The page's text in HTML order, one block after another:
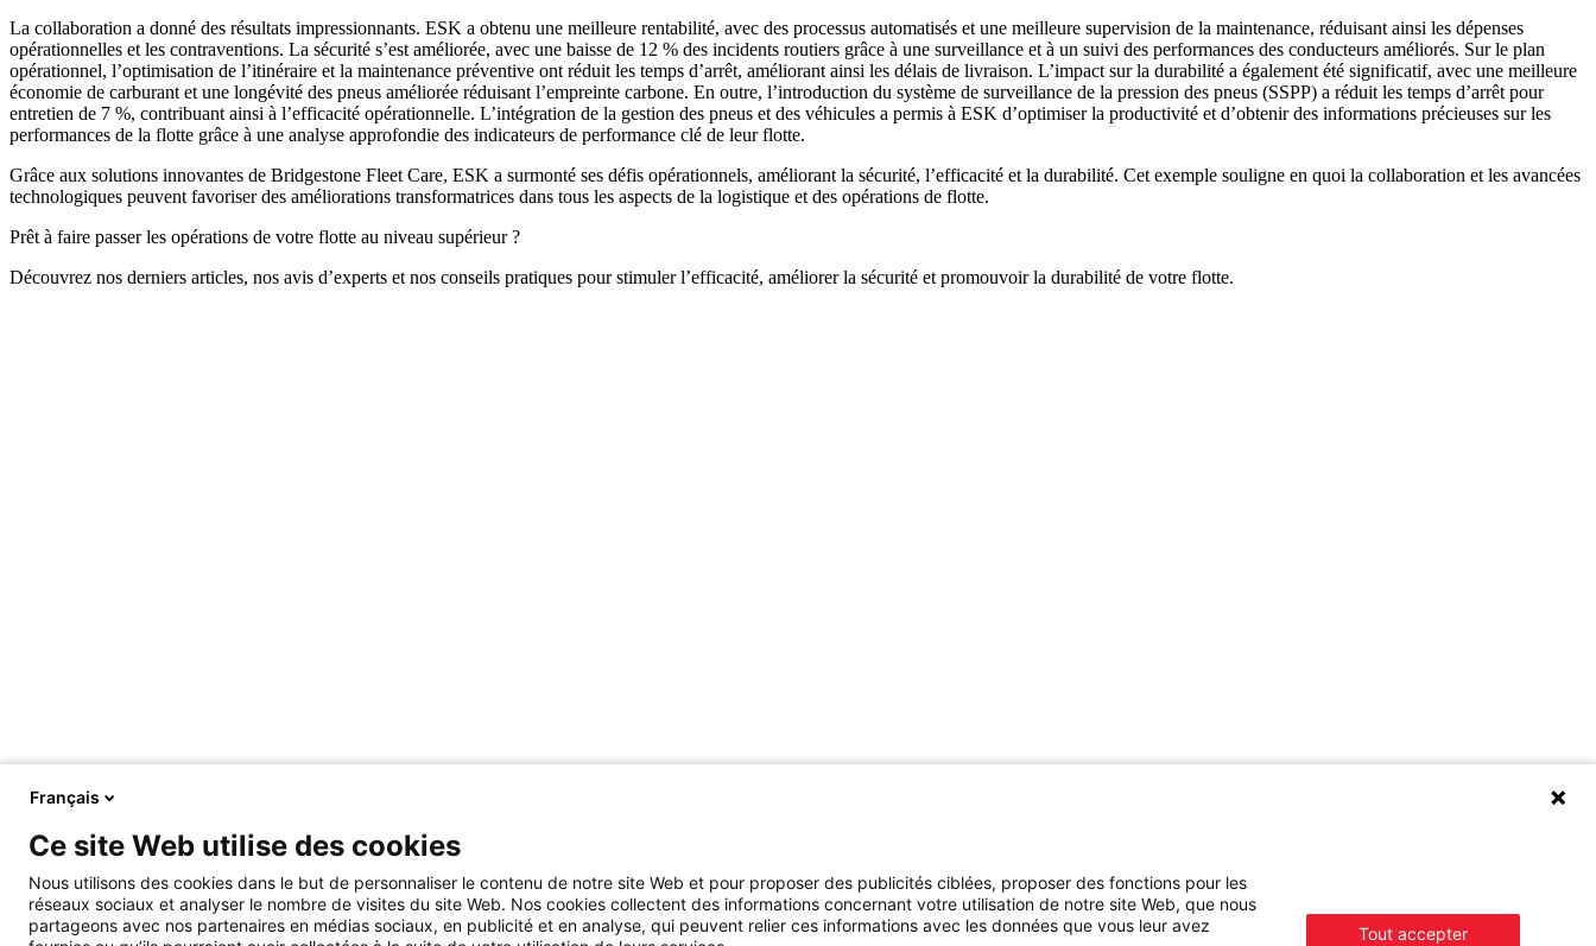
La collaboration a donné des résultats impressionnants. ESK a obtenu une meilleure rentabilité, avec des processus automatisés et une meilleure supervision de la maintenance, réduisant ainsi les dépenses
opérationnelles et les contraventions. La sécurité s’est améliorée, avec une baisse de 12 % des incidents routiers grâce à une surveillance et à un suivi des performances des conducteurs améliorés. Sur le plan
opérationnel, l’optimisation de l’itinéraire et la maintenance préventive ont réduit les temps d’arrêt, améliorant ainsi les délais de livraison. L’impact sur la durabilité a également été significatif, avec une meilleure
économie de carburant et une longévité des pneus améliorée réduisant l’empreinte carbone. En outre, l’introduction du système de surveillance de la pression des pneus (SSPP) a réduit les temps d’arrêt pour
entretien de 7 %, contribuant ainsi à l’efficacité opérationnelle. L’intégration de la gestion des pneus et des véhicules a permis à ESK d’optimiser la productivité et d’obtenir des informations précieuses sur les
performances de la flotte grâce à une analyse approfondie des indicateurs de performance clé de leur flotte.
Grâce aux solutions innovantes de Bridgestone Fleet Care, ESK a surmonté ses défis opérationnels, améliorant la sécurité, l’efficacité et la durabilité. Cet exemple souligne en quoi la collaboration et les avancées
technologiques peuvent favoriser des améliorations transformatrices dans tous les aspects de la logistique et des opérations de flotte.
Prêt à faire passer les opérations de votre flotte au niveau supérieur ?
Découvrez nos derniers articles, nos avis d’experts et nos conseils pratiques pour stimuler l’efficacité, améliorer la sécurité et promouvoir la durabilité de votre flotte.
Notre entreprise
Prendre RDV
Solutions de gestion de
flotte
Solutions de service
Facebook
Instagram
Français
Ce site Web utilise des cookies
Nous utilisons des cookies dans le but de personnaliser le contenu de notre site Web et pour proposer des publicités ciblées, proposer des fonctions pour les
réseaux sociaux et analyser le nombre de visites du site Web. Nos cookies collectent des informations concernant votre utilisation de notre site Web, que nous
partageons avec nos partenaires en médias sociaux, en publicité et en analyse, qui peuvent relier ces informations avec les données que vous leur avez
Tout accepter